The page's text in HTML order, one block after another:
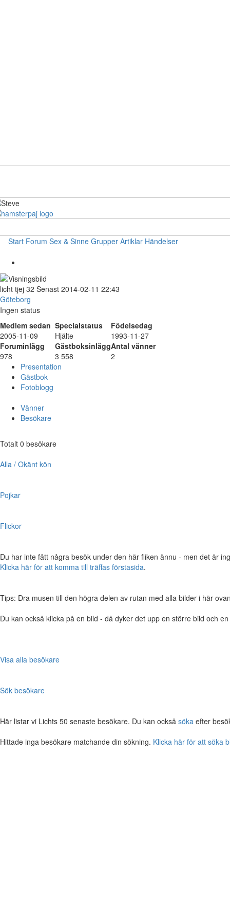
Start Forum Sex & Sinne Grupper Artiklar Händelser
licht tjej 32 Senast 2014-02-11 22:43
Göteborg
Ingen status
Medlem sedan Specialstatus
Födelsedag
2005-11-09
Hjälte
1993-11-27
Foruminlägg
GästboksinläggAntal vänner
978
3 558
2
Presentation
Gästbok
Fotoblogg
Vänner
Besökare
Totalt 0 besökare
Alla / Okänt kön
Pojkar
Flickor
Du har inte fått några besök under den här fliken ännu - men det är
Klicka här för att komma till träffas förstasida.
Tips: Dra musen till den högra delen av rutan med alla bilder i här
Du kan också klicka på en bild - då dyker det upp en större bild och
Visa alla besökare
Sök besökare
Här listar vi Lichts 50 senaste besökare. Du kan också söka efter
Hittade inga besökare matchande din sökning. Klicka här för att söka